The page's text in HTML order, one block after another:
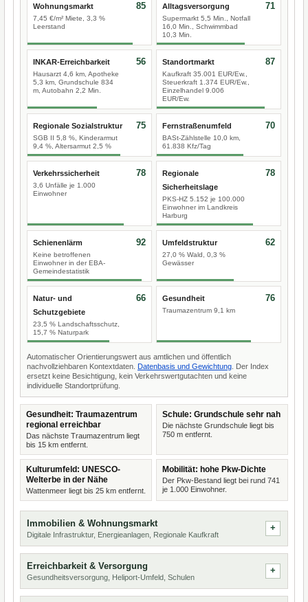
Wohnungsmarkt
7,45 €/m² Miete, 3,3 %
Leerstand
85 Alltagsversorgung
Supermarkt 5,5 Min., Notfall
16,0 Min., Schwimmbad
10,3 Min.
71
INKAR-Erreichbarkeit
Hausarzt 4,6 km, Apotheke
5,3 km, Grundschule 834
m, Autobahn 2,2 Min.
56 Standortmarkt
Kaufkraft 35.001 EUR/Ew.,
Steuerkraft 1.374 EUR/Ew.,
Einzelhandel 9.006
EUR/Ew.
87
Regionale Sozialstruktur
SGB II 5,8 %, Kinderarmut
9,4 %, Altersarmut 2,5 %
75 Fernstraßenumfeld
BASt-Zählstelle 10,0 km,
61.838 Kfz/Tag
70
Verkehrssicherheit
3,6 Unfälle je 1.000
Einwohner
78
Regionale
Sicherheitslage
PKS-HZ 5.152 je 100.000
Einwohner im Landkreis
Harburg
78
Schienenlärm
Keine betroffenen
Einwohner in der EBA-
Gemeindestatistik
92 Umfeldstruktur
27,0 % Wald, 0,3 %
Gewässer
62
Natur- und
Schutzgebiete
23,5 % Landschaftsschutz,
15,7 % Naturpark
66 Gesundheit
Traumazentrum 9,1 km
76
Automatischer Orientierungswert aus amtlichen und öffentlich
nachvollziehbaren Kontextdaten. Datenbasis und Gewichtung . Der Index
ersetzt keine Besichtigung, kein Verkehrswertgutachten und keine
individuelle Standortprüfung.
Gesundheit: Traumazentrum
regional erreichbar
Das nächste Traumazentrum liegt
bis 15 km entfernt.
Schule: Grundschule sehr nah
Die nächste Grundschule liegt bis
750 m entfernt.
Kulturumfeld: UNESCO-
Welterbe in der Nähe
Wattenmeer liegt bis 25 km entfernt.
Mobilität: hohe Pkw-Dichte
Der Pkw-Bestand liegt bei rund 741
je 1.000 Einwohner.
Immobilien & Wohnungsmarkt
Digitale Infrastruktur, Energieanlagen, Regionale Kaufkraft
Erreichbarkeit & Versorgung
Gesundheitsversorgung, Heliport-Umfeld, Schulen